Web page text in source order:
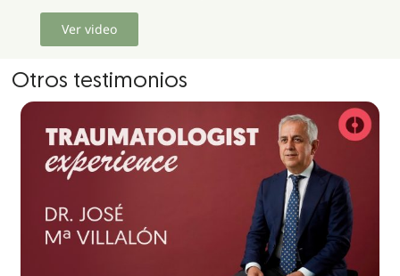
Ver video
Otros testimonios